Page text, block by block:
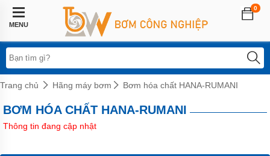
MENU
0
Trang
chủ
Lĩnh
vực
áp
dụng
thống
sương
Trang chủ Hãng máy bơm Bơm hóa chất HANA-RUMANI
BƠM HÓA CHẤT HANA-RUMANI
Thông tin đang cập nhật